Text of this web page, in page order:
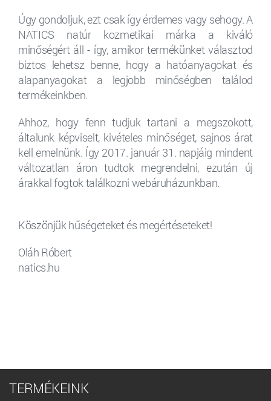
Úgy gondoljuk, ezt csak így érdemes vagy sehogy. A
NATICS natúr kozmetikai márka a kiváló
minőségért áll - így, amikor termékünket választod
biztos lehetsz benne, hogy a hatóanyagokat és
alapanyagokat a legjobb minőségben találod
termékeinkben.
Ahhoz, hogy fenn tudjuk tartani a megszokott,
általunk képviselt, kivételes minőséget, sajnos árat
kell emelnünk. Így 2017. január 31. napjáig mindent
változatlan áron tudtok megrendelni, ezután új
árakkal fogtok találkozni webáruházunkban.
Köszönjük hűségeteket és megértéseteket!
Oláh Róbert
natics.hu
TERMÉKEINK